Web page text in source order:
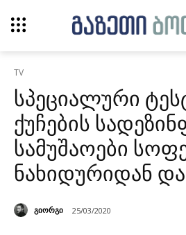
TV
სპეციალური
ქუჩების
სამუშაოები
ნახიდურიდან
გიორგი 25/03/2020